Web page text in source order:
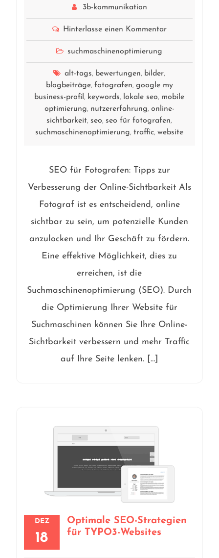
3b-kommunikation
Hinterlasse einen Kommentar
suchmaschinenoptimierung
alt-tags, bewertungen, bilder,
blogbeiträge, fotografen, google my
business-profil , keywords, lokale seo, mobile
optimierung, nutzererfahrung, online-
sichtbarkeit, seo, seo für fotografen,
suchmaschinenoptimierung,traffic,website
SEO für Fotografen: Tipps zur
Verbesserung der Online-Sichtbarkeit Als
Fotograf ist es entscheidend, online
sichtbar zu sein, um potenzielle Kunden
anzulocken und Ihr Geschäft zu fördern.
Eine effektive Möglichkeit, dies zu
erreichen, ist die
Suchmaschinenoptimierung (SEO). Durch
die Optimierung Ihrer Website für
Suchmaschinen können Sie Ihre Online-
Sichtbarkeit verbessern und mehr Traffic
auf Ihre Seite lenken. […]
DEZ
18
Optimale SEO-Strategien
für TYPO3-Websites